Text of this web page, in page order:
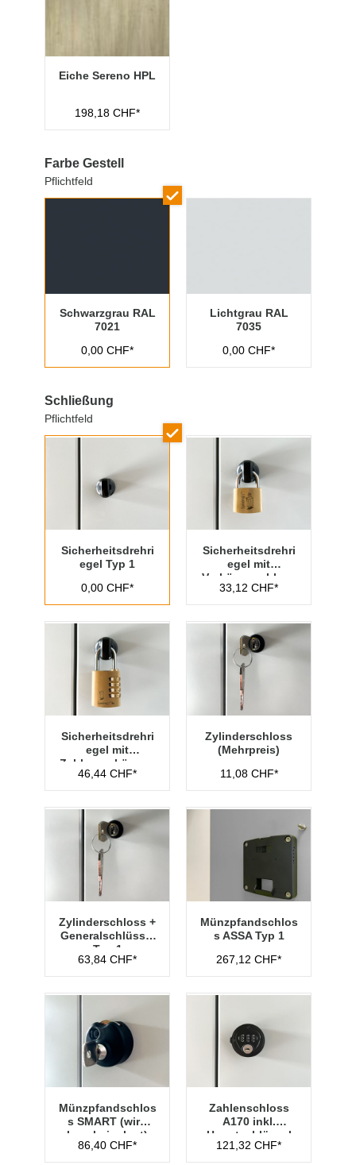
Eiche Sereno HPL
198,18 CHF*
Farbe Gestell
Pflichtfeld
Schwarzgrau RAL
7021
0,00 CHF*
Lichtgrau RAL
7035
0,00 CHF*
Schließung
Pflichtfeld
Sicherheitsdrehri
egel Typ 1
0,00 CHF*
Sicherheitsdrehri
egel mit
Vorhängeschloss
Typ 1
33,12 CHF*
Sicherheitsdrehri
egel mit
Zahlenvorhänges
chloss Typ 1
46,44 CHF*
Zylinderschloss
(Mehrpreis)
11,08 CHF*
Zylinderschloss +
Generalschlüssel
Typ 1
63,84 CHF*
Münzpfandschlos
s ASSA Typ 1
267,12 CHF*
Münzpfandschlos
s SMART (wird
lose beigelegt)
86,40 CHF*
Zahlenschloss
A170 inkl.
Hauptschlüssel
Typ 1
121,32 CHF*